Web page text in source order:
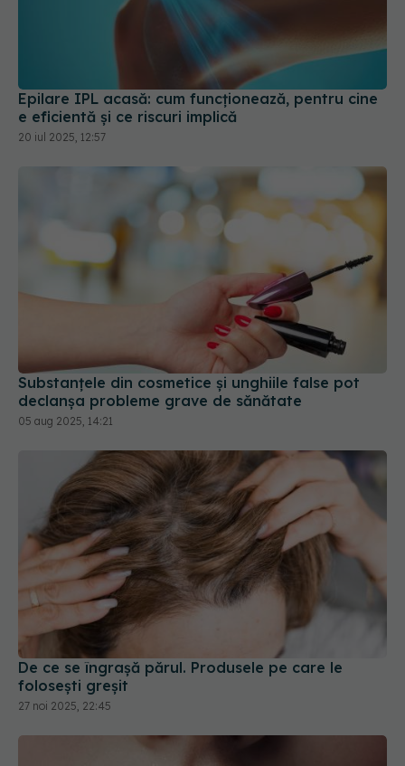
Epilare IPL acasă: cum funcționează, pentru cine
e eficientă și ce riscuri implică
20 iul 2025, 12:57
Substanțele din cosmetice și unghiile false pot
declanșa probleme grave de sănătate
05 aug 2025, 14:21
De ce se îngrașă părul. Produsele pe care le
folosești greșit
27 noi 2025, 22:45